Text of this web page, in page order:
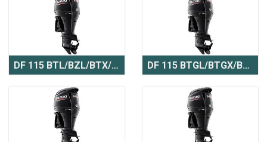
DF 115 BTL/BZL/BTX/BZX DF 115 BTGL/BTGX/BZGL/BZGX